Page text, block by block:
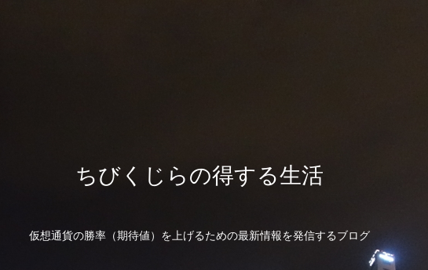
ちびくじらの得する生活
仮想通貨の勝率（期待値）を上げるための最新情報を発信するブログ